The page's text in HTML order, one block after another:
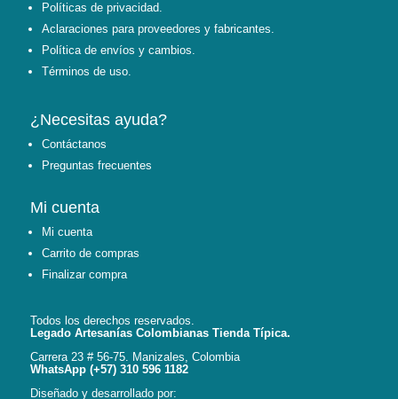
Políticas de privacidad.
Aclaraciones para proveedores y fabricantes.
Política de envíos y cambios.
Términos de uso.
¿Necesitas ayuda?
Contáctanos
Preguntas frecuentes
Mi cuenta
Mi cuenta
Carrito de compras
Finalizar compra
Todos los derechos reservados.
Legado Artesanías Colombianas Tienda Típica.
Carrera 23 # 56-75. Manizales, Colombia
WhatsApp (+57) 310 596 1182
Diseñado y desarrollado por: